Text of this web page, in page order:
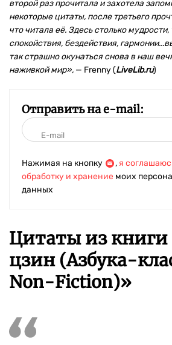
второй раз прочитала и захотела
некоторые цитаты, после третьего
что читала её. Здесь столько
спокойствия, бездействия,
так страшно окунаться снова в наш
наживкой мир», — Frenny (LiveLib.ru)
Отправить на e-mail:
Нажимая на кнопку , я
обработку и хранение моих
данных
Цитаты из книги
цзин (Азбука-
Non-Fiction)»